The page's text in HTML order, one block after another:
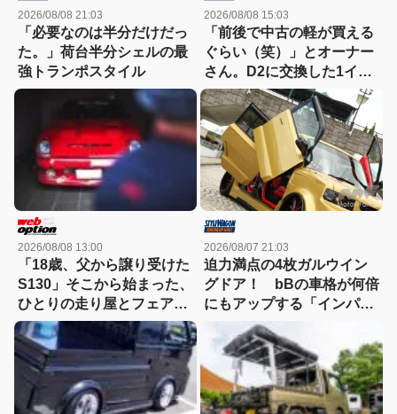
2026/08/08 21:03
「必要なのは半分だけだっ
た。」荷台半分シェルの最
強トランポスタイル
2026/08/08 15:03
「前後で中古の軽が買える
ぐらい（笑）」とオーナー
さん。D2に交換した1イン
チアップのSJ最終型のター
ボ車！
2026/08/08 13:00
「18歳、父から譲り受けた
S130」そこから始まった、
ひとりの走り屋とフェアレ
ディZの物語
2026/08/07 21:03
迫力満点の4枚ガルウイン
グドア！ bBの車格が何倍
にもアップする「インパク
トVIP!!」規格外！